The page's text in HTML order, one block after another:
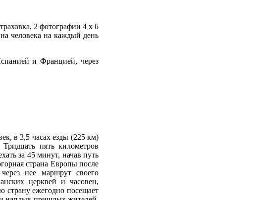
2 фотографии 4 х 6
человека на каждый день
и Францией, через
в 3,5 часах езды (225 км)
пять километров
за 45 минут, начав путь
страна Европы после
нее маршрут своего
церквей и часовен,
ежегодно посещает